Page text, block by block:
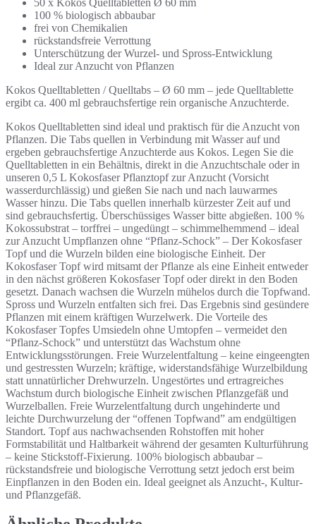
100 % biologisch abbaubar
frei von Chemikalien
rückstandsfreie Verrottung
Unterschützung der Wurzel- und Spross-Entwicklung
Ideal zur Anzucht von Pflanzen
Kokos Quelltabletten / Quelltabs – Ø 60 mm – jede Quelltablette
ergibt ca. 400 ml gebrauchsfertige rein organische Anzuchterde.
Kokos Quelltabletten sind ideal und praktisch für die Anzucht von
Pflanzen. Die Tabs quellen in Verbindung mit Wasser auf und
ergeben gebrauchsfertige Anzuchterde aus Kokos. Legen Sie die
Quelltabletten in ein Behältnis, direkt in die Anzuchtschale oder in
unseren 0,5 L Kokosfaser Pflanztopf zur Anzucht (Vorsicht
wasserdurchlässig) und gießen Sie nach und nach lauwarmes
Wasser hinzu. Die Tabs quellen innerhalb kürzester Zeit auf und
sind gebrauchsfertig. Überschüssiges Wasser bitte abgießen. 100 %
Kokossubstrat – torffrei – ungedüngt – schimmelhemmend – ideal
zur Anzucht Umpflanzen ohne “Pflanz-Schock” – Der Kokosfaser
Topf und die Wurzeln bilden eine biologische Einheit. Der
Kokosfaser Topf wird mitsamt der Pflanze als eine Einheit entweder
in den nächst größeren Kokosfaser Topf oder direkt in den Boden
gesetzt. Danach wachsen die Wurzeln mühelos durch die Topfwand.
Spross und Wurzeln entfalten sich frei. Das Ergebnis sind gesündere
Pflanzen mit einem kräftigen Wurzelwerk. Die Vorteile des
Kokosfaser Topfes Umsiedeln ohne Umtopfen – vermeidet den
“Pflanz-Schock” und unterstützt das Wachstum ohne
Entwicklungsstörungen. Freie Wurzelentfaltung – keine eingeengten
und gestressten Wurzeln; kräftige, widerstandsfähige Wurzelbildung
statt unnatürlicher Drehwurzeln. Ungestörtes und ertragreiches
Wachstum durch biologische Einheit zwischen Pflanzgefäß und
Wurzelballen. Freie Wurzelentfaltung durch ungehinderte und
leichte Durchwurzelung der “offenen Topfwand” am endgültigen
Standort. Topf aus nachwachsenden Rohstoffen mit hoher
Formstabilität und Haltbarkeit während der gesamten Kulturführung
– keine Stickstoff-Fixierung. 100% biologisch abbaubar –
rückstandsfreie und biologische Verrottung setzt jedoch erst beim
Einpflanzen in den Boden ein. Ideal geeignet als Anzucht-, Kultur-
und Pflanzgefäß.